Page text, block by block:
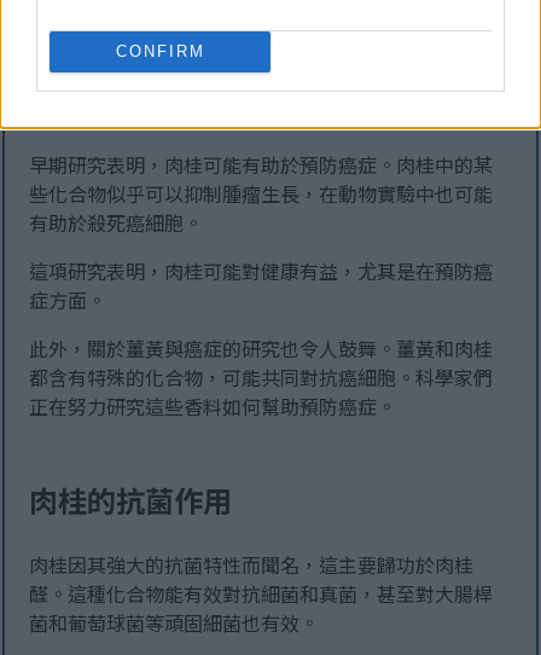
CONFIRM
潛在的癌症預防特性
早期研究表明，肉桂可能有助於預防癌症。肉桂中的某
些化合物似乎可以抑制腫瘤生長，在動物實驗中也可能
有助於殺死癌細胞。
這項研究表明，肉桂可能對健康有益，尤其是在預防癌
症方面。
此外，關於薑黃與癌症的研究也令人鼓舞。薑黃和肉桂
都含有特殊的化合物，可能共同對抗癌細胞。科學家們
正在努力研究這些香料如何幫助預防癌症。
肉桂的抗菌作用
肉桂因其強大的抗菌特性而聞名，這主要歸功於肉桂
醛。這種化合物能有效對抗細菌和真菌，甚至對大腸桿
菌和葡萄球菌等頑固細菌也有效。